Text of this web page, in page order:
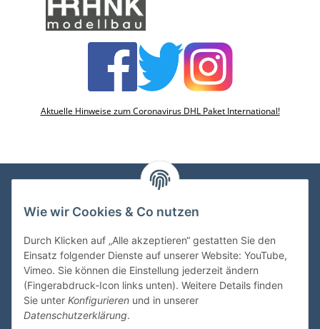
Aktuelle Hinweise zum Coronavirus DHL Paket International!
VDMedien24.de
Kasernenstraße 6-10
66482 Zweibrücken
Tel. 06332 72710
eMail: heinz.nickel@vdmedien.de
Wie wir Cookies & Co nutzen
Durch Klicken auf „Alle akzeptieren“ gestatten Sie den
Einsatz folgender Dienste auf unserer Website: YouTube,
Vimeo. Sie können die Einstellung jederzeit ändern
(Fingerabdruck-Icon links unten). Weitere Details finden
Sie unter Konfigurieren und in unserer
Datenschutzerklärung.